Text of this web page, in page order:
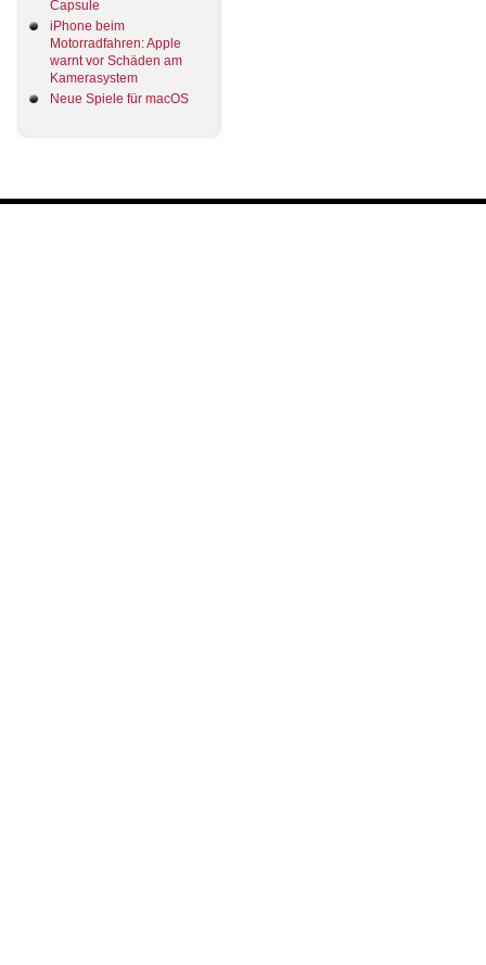
Capsule
iPhone beim
Motorradfahren: Apple
warnt vor Schäden am
Kamerasystem
Neue Spiele für macOS